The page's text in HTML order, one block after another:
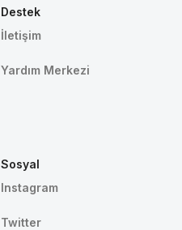
Destek
İletişim
Yardım Merkezi
Sosyal
Instagram
Twitter